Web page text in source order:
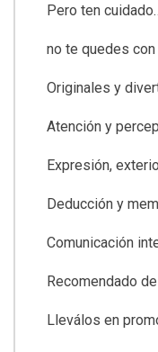
Pero ten
no te quedes
Originales y
Atención y
Expresión,
Deducción y
Comunicación
Recomendado
Lleválos en